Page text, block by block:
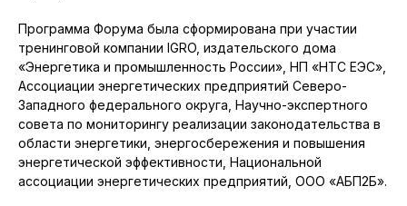
Программа Форума была сформирована при участии
тренинговой компании IGRO, издательского дома
«Энергетика и промышленность России», НП «НТС ЕЭС»,
Ассоциации энергетических предприятий Северо-
Западного федерального округа, Научно-экспертного
совета по мониторингу реализации законодательства в
области энергетики, энергосбережения и повышения
энергетической эффективности, Национальной
ассоциации энергетических предприятий, ООО «АБП2Б».